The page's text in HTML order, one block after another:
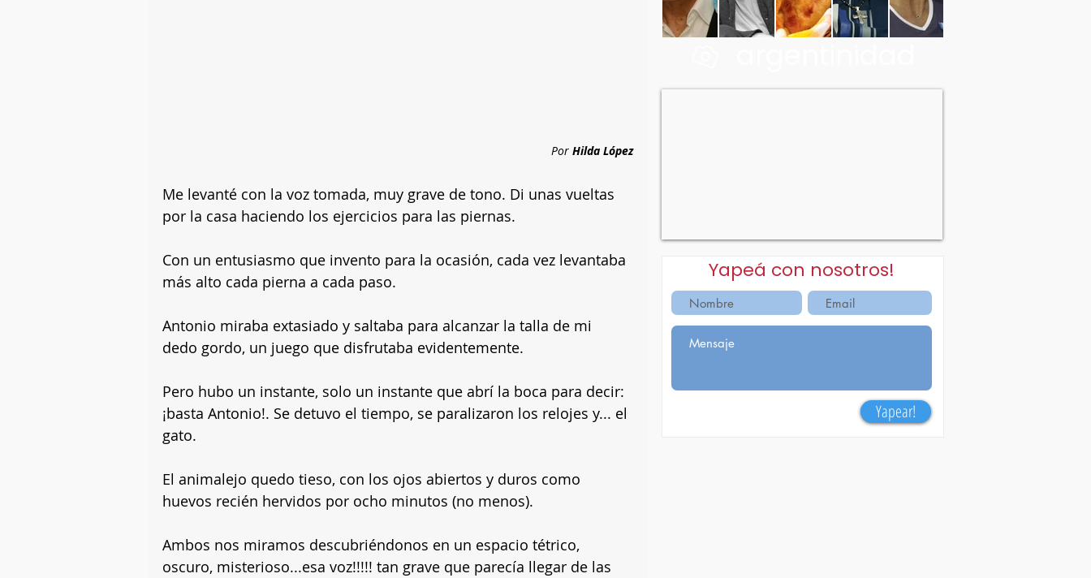
Por Hilda López
Me levanté con la voz tomada, muy grave de tono. Di unas vueltas
por la casa haciendo los ejercicios para las piernas.
Con un entusiasmo que invento para la ocasión, cada vez levantaba
más alto cada pierna a cada paso.
Antonio miraba extasiado y saltaba para alcanzar la talla de mi
dedo gordo, un juego que disfrutaba evidentemente.
Pero hubo un instante, solo un instante que abrí la boca para decir:
¡basta Antonio!. Se detuvo el tiempo, se paralizaron los relojes y... el
gato.
El animalejo quedo tieso, con los ojos abiertos y duros como
huevos recién hervidos por ocho minutos (no menos).
Ambos nos miramos descubriéndonos en un espacio tétrico,
oscuro, misterioso...esa voz!!!!! tan grave que parecía llegar de las
Yapeá con nosotros!
Yapear!